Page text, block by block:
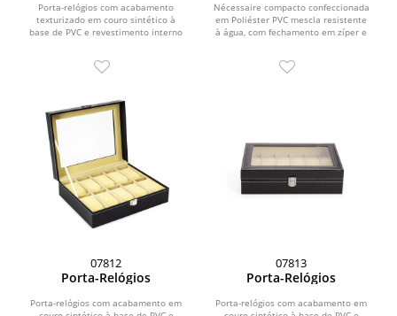
Porta-relógios com acabamento
texturizado em couro sintético à
base de PVC e revestimento interno
Nécessaire compacto confeccionada
em Poliéster PVC mescla resistente
à água, com fechamento em zíper e
07812
Porta-Relógios
Porta-relógios com acabamento em
07813
Porta-Relógios
Porta-relógios com acabamento em